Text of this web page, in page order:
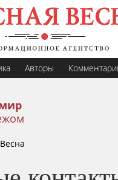
Авторы